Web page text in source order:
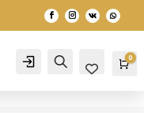
Account Search 0